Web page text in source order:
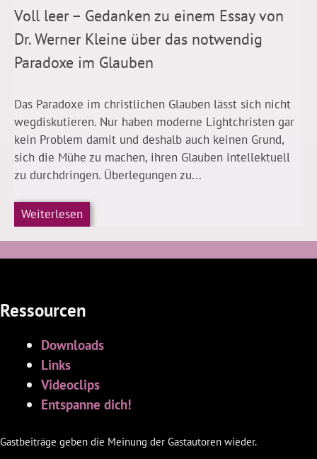
Voll leer – Gedanken zu einem Essay von
Dr. Werner Kleine über das notwendig
Paradoxe im Glauben
Das Paradoxe im christlichen Glauben lässt sich nicht
wegdiskutieren. Nur haben moderne Lightchristen gar
kein Problem damit und deshalb auch keinen Grund,
sich die Mühe zu machen, ihren Glauben intellektuell
zu durchdringen. Überlegungen zu...
Weiterlesen
Ressourcen
Downloads
Links
Videoclips
Entspanne dich!
Gastbeiträge geben die Meinung der Gastautoren wieder.